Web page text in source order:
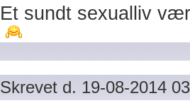
Et sundt sexualliv
Skrevet d. 19-08-2014